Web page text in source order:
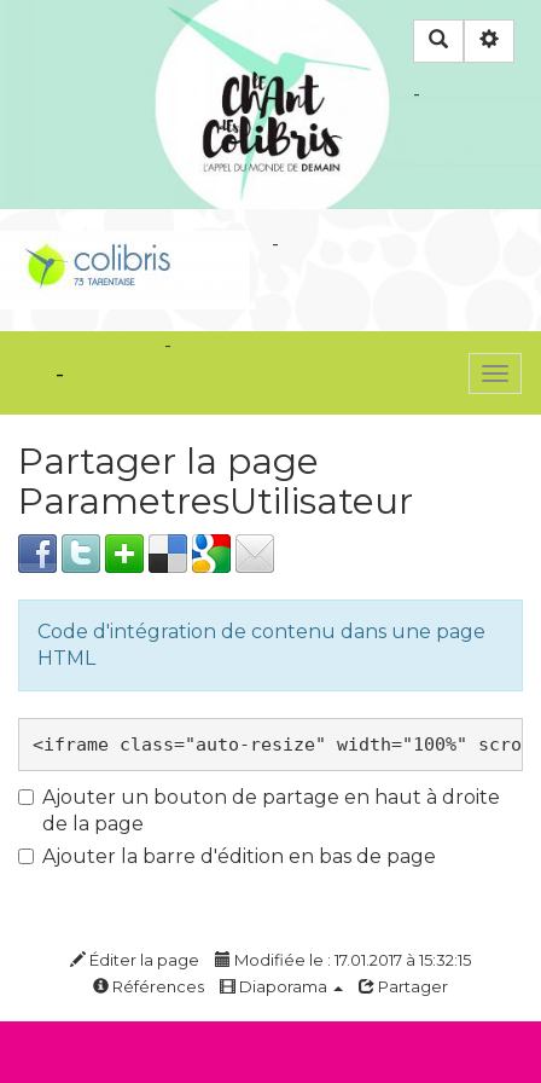
Rechercher
-
-
-
-
Partager la page
ParametresUtilisateur
Code d'intégration de contenu dans une page
HTML
Ajouter un bouton de partage en haut à droite
de la page
Ajouter la barre d'édition en bas de page
Éditer la page
Modifiée le : 17.01.2017 à 15:32:15
Références
Diaporama Partager